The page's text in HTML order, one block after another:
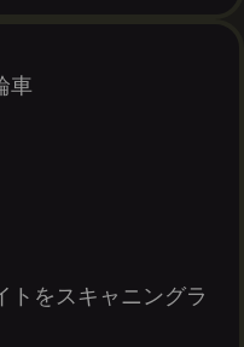
車
トをスキャニングラ